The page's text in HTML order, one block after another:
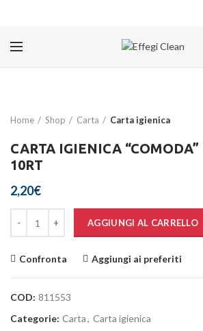
Home Shop Carta Carta igienica
CARTA IGIENICA “COMODA”
10RT
2,20€
AGGIUNGI AL CARRELLO
Confronta Aggiungi ai preferiti
COD: 811553
Categorie: Carta, Carta igienica